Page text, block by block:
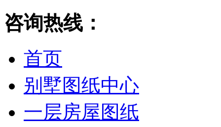
咨询热线：
首页
别墅图纸中心
一层房屋图纸